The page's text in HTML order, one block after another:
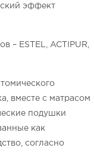
эффект
– ESTEL, ACTIPUR,
вместе с матрасом
подушки
как
согласно